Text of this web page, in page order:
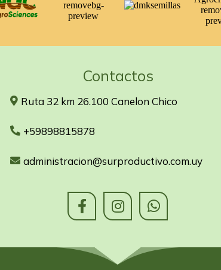
Contactos
Ruta 32 km 26.100 Canelon Chico
+59898815878
administracion@surproductivo.com.uy